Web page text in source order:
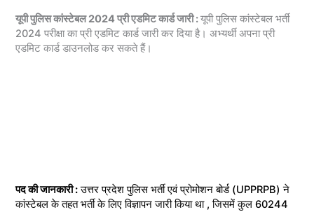
यूपी पुलिस कांस्टेबल 2024 प्री एडमिट कार्ड जारी :यूपी पुलिस कांस्टेबल भर्ती
2024 परीक्षा का प्री एडमिट कार्ड जारी कर दिया है। अभ्यर्थी अपना प्री
एडमिट कार्ड डाउनलोड कर सकते हैं।
पद की जानकारी :उत्तर प्रदेश पुलिस भर्ती एवं प्रोमोशन बोर्ड (UPPRPB) ने
कांस्टेबल के तहत भर्ती के लिए विज्ञापन जारी किया था , जिसमें कुल 60244